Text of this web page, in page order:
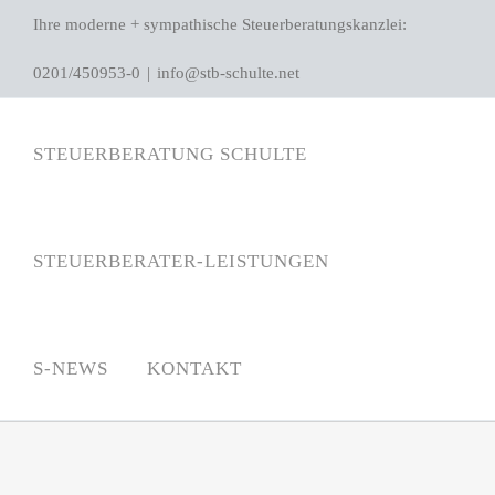
Zum
springen
Ihre moderne + sympathische Steuerberatungskanzlei:
0201/450953-0 | info@stb-schulte.net
STEUERBERATUNG SCHULTE
STEUERBERATER-LEISTUNGEN
S-NEWS KONTAKT